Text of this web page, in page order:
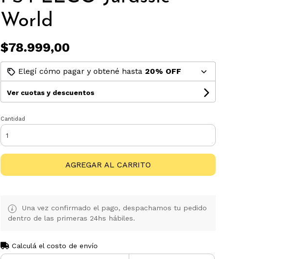
World
$78.999,00
Elegí cómo pagar y obtené hasta 20% OFF
Ver cuotas y descuentos
Cantidad
AGREGAR AL CARRITO
Una vez confirmado el pago, despachamos tu pedido
dentro de las primeras 24hs hábiles.
Calculá el costo de envío